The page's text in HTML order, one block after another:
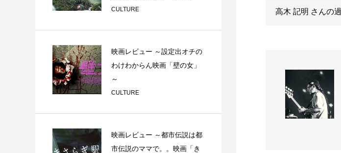
高木 記明 さんの
CULTURE
映画レビュー ～設定出オチの
わけわからん映画「壁の女」
～
CULTURE
映画レビュー ～都市伝説は都
市伝説のママで。。映画「き